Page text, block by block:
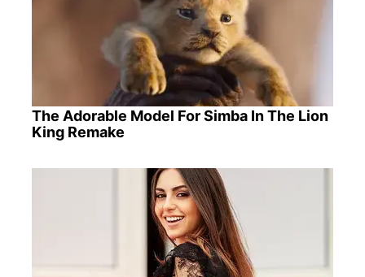
The Adorable Model For Simba In The Lion
King Remake